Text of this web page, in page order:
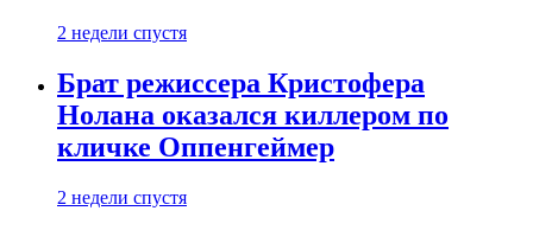
2 недели спустя
Брат режиссера Кристофера
Нолана оказался киллером по
кличке Оппенгеймер
2 недели спустя